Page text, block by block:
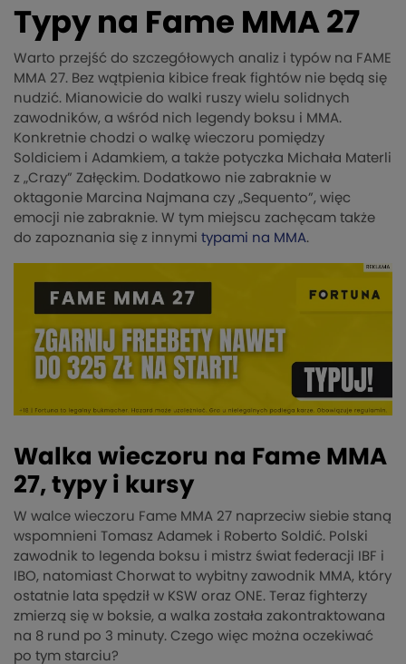
Typy na Fame MMA 27
Warto przejść do szczegółowych analiz i typów na FAME
MMA 27. Bez wątpienia kibice freak fightów nie będą się
nudzić. Mianowicie do walki ruszy wielu solidnych
zawodników, a wśród nich legendy boksu i MMA.
Konkretnie chodzi o walkę wieczoru pomiędzy
Soldiciem i Adamkiem, a także potyczka Michała Materli
z „Crazy” Załęckim. Dodatkowo nie zabraknie w
oktagonie Marcina Najmana czy „Sequento”, więc
emocji nie zabraknie. W tym miejscu zachęcam także
do zapoznania się z innymi typami na MMA.
Walka wieczoru na Fame MMA
27, typy i kursy
W walce wieczoru Fame MMA 27 naprzeciw siebie staną
wspomnieni Tomasz Adamek i Roberto Soldić. Polski
zawodnik to legenda boksu i mistrz świat federacji IBF i
IBO, natomiast Chorwat to wybitny zawodnik MMA, który
ostatnie lata spędził w KSW oraz ONE. Teraz fighterzy
zmierzą się w boksie, a walka została zakontraktowana
na 8 rund po 3 minuty. Czego więc można oczekiwać
po tym starciu?